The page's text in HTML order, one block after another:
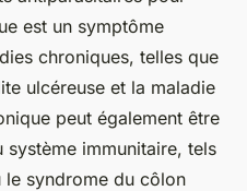
est un symptôme
chroniques, telles que
ulcéreuse et la maladie
peut également être
immunitaire, tels
le syndrome du côlon